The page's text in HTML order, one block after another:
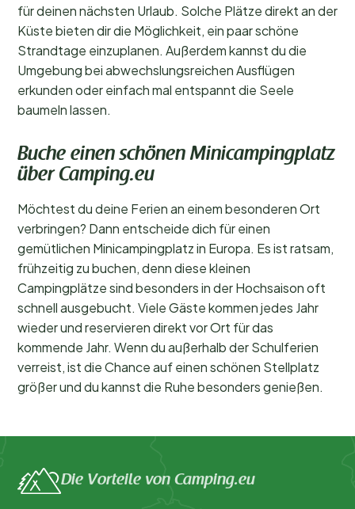
für deinen nächsten Urlaub. Solche Plätze direkt an der
Küste bieten dir die Möglichkeit, ein paar schöne
Strandtage einzuplanen. Außerdem kannst du die
Umgebung bei abwechslungsreichen Ausflügen
erkunden oder einfach mal entspannt die Seele
baumeln lassen.
Buche einen schönen Minicampingplatz
über Camping.eu
Möchtest du deine Ferien an einem besonderen Ort
verbringen? Dann entscheide dich für einen
gemütlichen Minicampingplatz in Europa. Es ist ratsam,
frühzeitig zu buchen, denn diese kleinen
Campingplätze sind besonders in der Hochsaison oft
schnell ausgebucht. Viele Gäste kommen jedes Jahr
wieder und reservieren direkt vor Ort für das
kommende Jahr. Wenn du außerhalb der Schulferien
verreist, ist die Chance auf einen schönen Stellplatz
größer und du kannst die Ruhe besonders genießen.
Die Vorteile von Camping.eu